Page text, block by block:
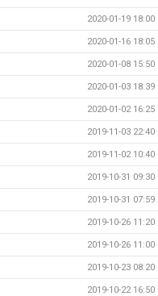
2020-01-19 18:00
2020-01-16 18:05
2020-01-08 15:50
2020-01-03 18:39
2020-01-02 16:25
2019-11-03 22:40
2019-11-02 10:40
2019-10-31 09:30
2019-10-31 07:59
2019-10-26 11:20
2019-10-26 11:00
2019-10-23 08:20
2019-10-22 16:50